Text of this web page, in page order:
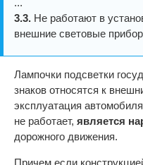
...
3.3. Не работают в
внешние световые
Лампочки подсветки
знаков относятся к
эксплуатация
не работает, является
дорожного движения.
Причем если